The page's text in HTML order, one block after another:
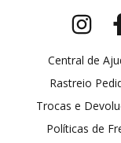
Central de
Rastreio
Trocas e
Políticas de